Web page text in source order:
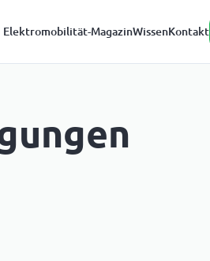
Elektromobilität-MagazinWissenKontakt